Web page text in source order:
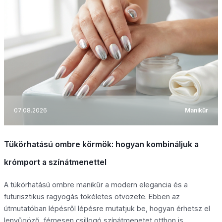
07.08.2026 Manikűr
Tükörhatású ombre körmök: hogyan kombináljuk a
krómport a színátmenettel
A tükörhatású ombre manikűr a modern elegancia és a
futurisztikus ragyogás tökéletes ötvözete. Ebben az
útmutatóban lépésről lépésre mutatjuk be, hogyan érhetsz el
lenyűgöző, fémesen csillogó színátmenetet otthon is,